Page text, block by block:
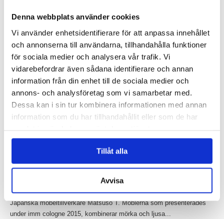
Denna webbplats använder cookies
Vi använder enhetsidentifierare för att anpassa innehållet
och annonserna till användarna, tillhandahålla funktioner
för sociala medier och analysera vår trafik. Vi
vidarebefordrar även sådana identifierare och annan
information från din enhet till de sociala medier och
annons- och analysföretag som vi samarbetar med.
Dessa kan i sin tur kombinera informationen med annan
information som du har tillhandahållit eller som de har
Tillåt alla
Avvisa
Läs mer »
Claesson Koivisto Rune gör randig möbelkollektion
för Matsuso T
under
Claesson Koivisto Rune har skapat en unik möbelkollektion för den
Japanska möbeltillverkare Matsuso T. Möblerna som presenterades
under imm cologne 2015, kombinerar mörka och ljusa...